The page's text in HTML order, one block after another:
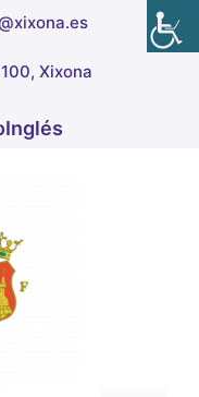
Xixona
Inglés